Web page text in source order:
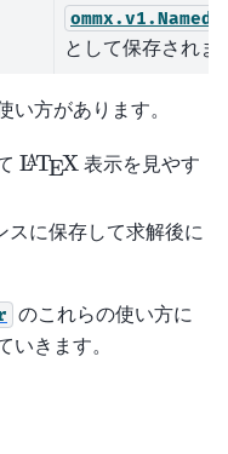
として保存されま
い方があります。
\LaTeX
LATEX表示を見やす
に保存して求解後に
のこれらの使い方に
きます。